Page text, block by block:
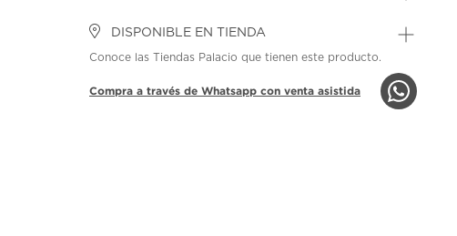
DISPONIBLE EN TIENDA
Conoce las Tiendas Palacio que tienen este producto.
Compra a través de Whatsapp con venta asistida